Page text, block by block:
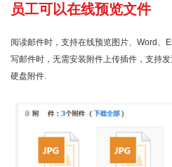
员工可以在线预览文件
阅读邮件时，支持在线预览图片、Word、
写邮件时，无需安装附件上传插件，支持
硬盘附件.